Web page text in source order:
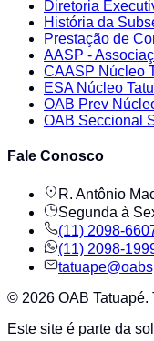
Diretoria
História da
Prestação de
AASP -
CAASP Núcleo
ESA Núcleo
OAB Prev
OAB Seccional
Fale Conosco
R. Antônio
Segunda à
(11) 2098-
(11) 2098-
© 2026 OAB Tatuapé.
Este site é parte da